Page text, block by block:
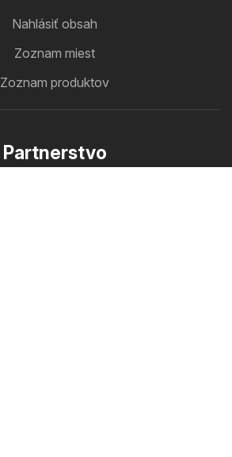
Nahlásiť obsah
Zoznam miest
Zoznam produktov
Partnerstvo